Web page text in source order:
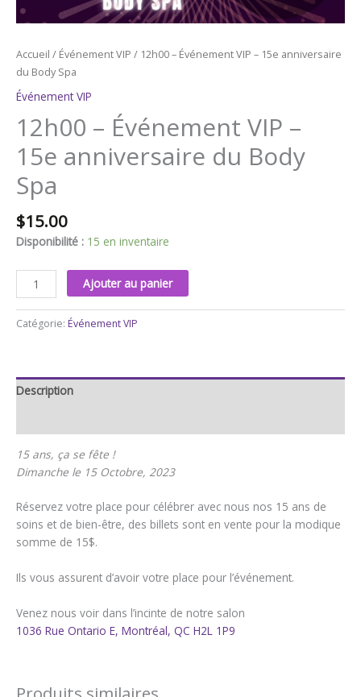
Accueil / Événement VIP / 12h00 – Événement VIP – 15e anniversaire
du Body Spa
Événement VIP
12h00 – Événement VIP –
15e anniversaire du Body
Spa
$15.00
Disponibilité : 15 en inventaire
Spa
Ajouter au panier
Catégorie: Événement VIP
Description
15 ans, ça se fête !
Dimanche le 15 Octobre, 2023
Réservez votre place pour célébrer avec nous nos 15 ans de
soins et de bien-être, des billets sont en vente pour la modique
somme de 15$.
Ils vous assurent d’avoir votre place pour l’événement.
Venez nous voir dans l’incinte de notre salon
1036 Rue Ontario E, Montréal, QC H2L 1P9